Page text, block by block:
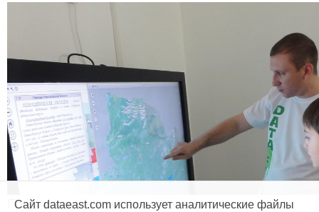
Продукты и услуги
Сайт dataeast.com использует аналитические файлы